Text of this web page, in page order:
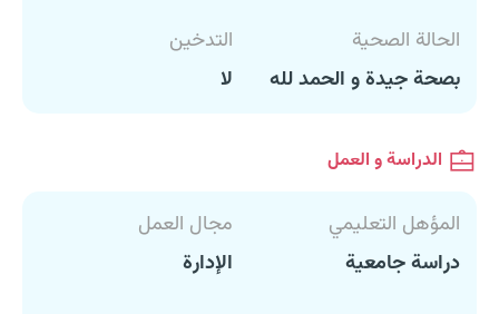
الحالة الصحية
بصحة جيدة و الحمد لله
التدخين
لا
الدراسة و العمل
المؤهل التعليمي
دراسة جامعية
مجال العمل
الإدارة